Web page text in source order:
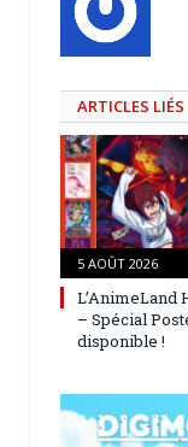
ARTICLES LIÉS
5 AOÛT 2026
L’AnimeLand
– Spécial
disponible !